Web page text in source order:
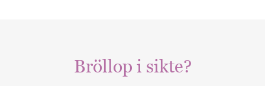
Bröllop i sikte?